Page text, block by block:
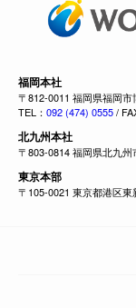
福岡本社
〒812-0011 福岡県福岡
TEL： 092 (474) 0555/
北九州本社
〒803-0814 福岡県北九
東京本部
〒105-0021 東京都港区